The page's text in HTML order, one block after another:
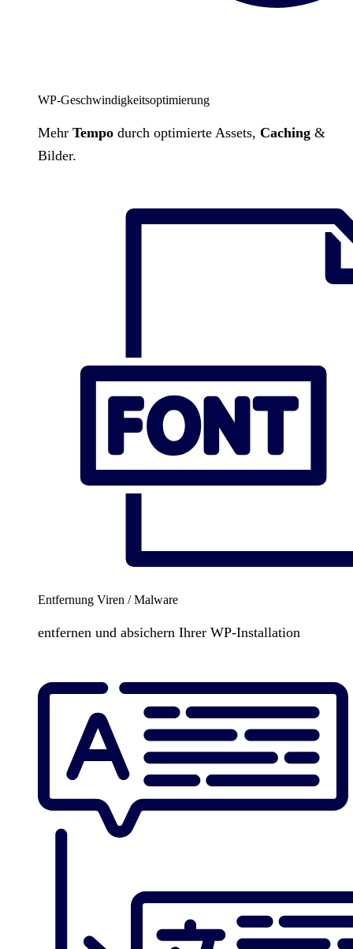
WP-Geschwindigkeitsoptimierung
Mehr Tempo durch optimierte Assets, Caching &
Bilder.
Entfernung Viren / Malware
entfernen und absichern Ihrer WP-Installation